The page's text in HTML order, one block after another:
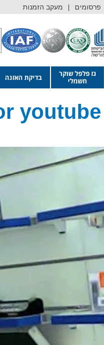
פרסומים מעקב הזמנות
גז פלפל שוקר
חשמלי
בדיקת האזנה